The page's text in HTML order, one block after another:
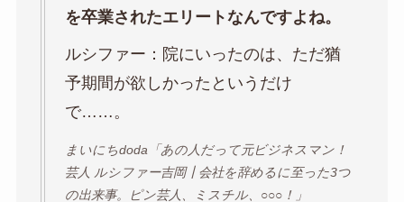
を卒業されたエリートなんですよね。
ルシファー：院にいったのは、ただ猶
予期間が欲しかったというだけ
で……。
まいにちdoda「あの人だって元ビジネスマン！
芸人 ルシファー吉岡┃会社を辞めるに至った3つ
の出来事。ピン芸人、ミスチル、○○○！」